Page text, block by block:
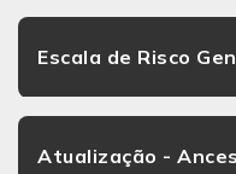
Escala de Risco
Atualização -